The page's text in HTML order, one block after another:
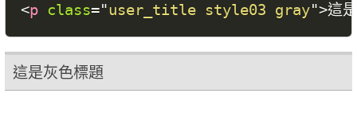
<p class="user_title style03 gray">這
這是灰色標題